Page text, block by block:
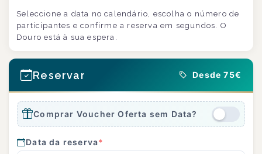
Seleccione a data no calendário, escolha o número de
participantes e confirme a reserva em segundos. O
Douro está à sua espera.
Reservar Desde 75€
Comprar Voucher Oferta sem Data?
Data da reserva*